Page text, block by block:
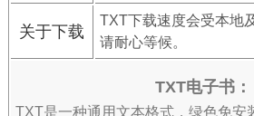
关于下载
TXT下载速度会受本地
请耐心等候。
TXT电子书：
TXT是一种通用文本格式，绿色免安